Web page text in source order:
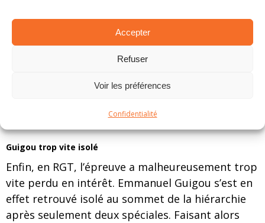
Accepter
Refuser
Voir les préférences
Confidentialité
© Cyril Chartier Photography
Guigou trop vite isolé
Enfin, en RGT, l’épreuve a malheureusement trop
vite perdu en intérêt. Emmanuel Guigou s’est en
effet retrouvé isolé au sommet de la hiérarchie
après seulement deux spéciales. Faisant alors